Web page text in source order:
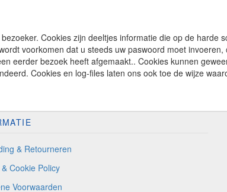
Cookies zijn deeltjes informatie die op de harde
voorkomen dat u steeds uw paswoord moet
eerder bezoek heeft afgemaakt.. Cookies kunnen
Cookies en log-files laten ons ook toe de wijze
& Retourneren
Cookie Policy
Voorwaarden